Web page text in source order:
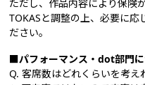
ただし、作品内容により保険
TOKASと調整の上、必要に応
ださい。
■パフォーマンス・dot部門
Q. 客席数はどれくらいを考え